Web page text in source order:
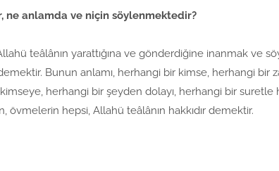
ne anlamda ve niçin söylenmektedir?
teâlânın yarattığına ve gönderdiğine inanmak ve
Bunun anlamı, herhangi bir kimse, herhangi bir
herhangi bir şeyden dolayı, herhangi bir suretle
övmelerin hepsi, Allahü teâlânın hakkıdır demektir.